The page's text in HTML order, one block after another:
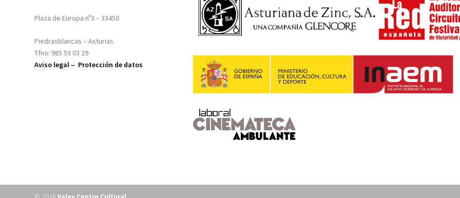
Plaza de Europa nº3 – 33450
Piedrasblancas – Asturias
Tfno: 985 53 03 29
Aviso legal – Protección de datos